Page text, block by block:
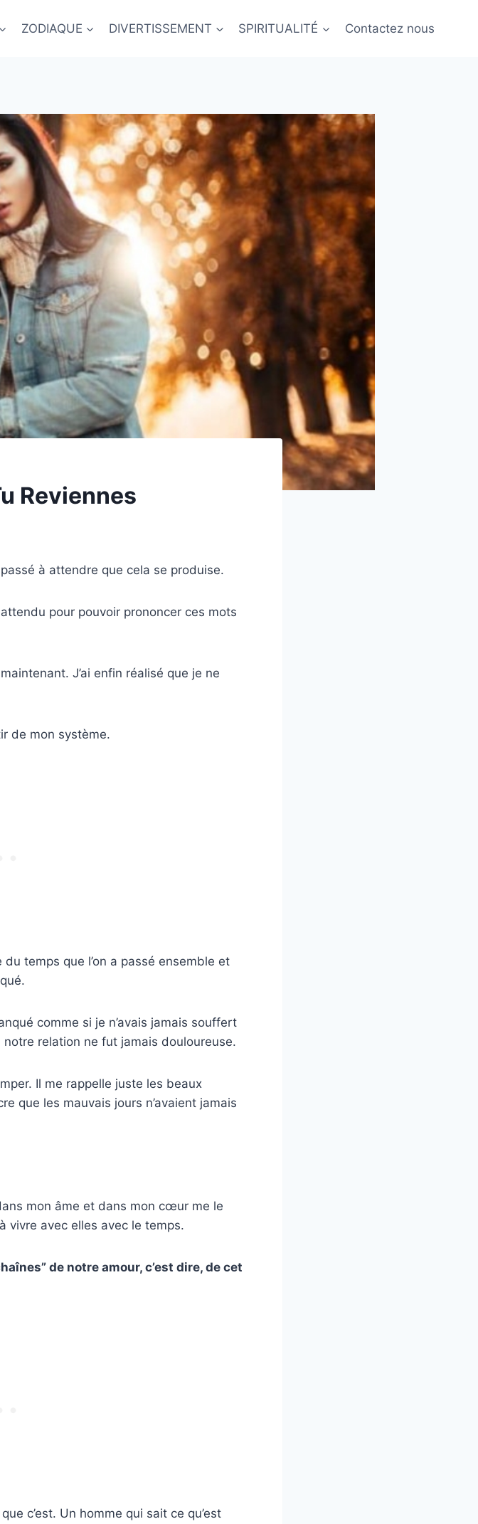
ZODIAQUE DIVERTISSEMENT SPIRITUALITÉ Contactez nous
Reviennes
à attendre que cela se produise.
pour pouvoir prononcer ces mots
J’ai enfin réalisé que je ne
de mon système.
temps que l’on a passé ensemble et
comme si je n’avais jamais souffert
relation ne fut jamais douloureuse.
Il me rappelle juste les beaux
que les mauvais jours n’avaient jamais
mon âme et dans mon cœur me le
vivre avec elles avec le temps.
de notre amour, c’est dire, de cet
c’est. Un homme qui sait ce qu’est